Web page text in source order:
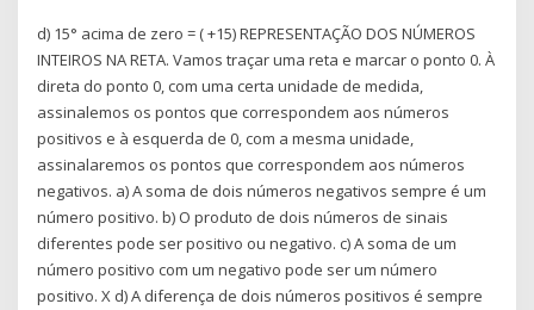
d) 15° acima de zero = ( +15) REPRESENTAÇÃO DOS NÚMEROS
INTEIROS NA RETA. Vamos traçar uma reta e marcar o ponto 0. À
direta do ponto 0, com uma certa unidade de medida,
assinalemos os pontos que correspondem aos números
positivos e à esquerda de 0, com a mesma unidade,
assinalaremos os pontos que correspondem aos números
negativos. a) A soma de dois números negativos sempre é um
número positivo. b) O produto de dois números de sinais
diferentes pode ser positivo ou negativo. c) A soma de um
número positivo com um negativo pode ser um número
positivo. X d) A diferença de dois números positivos é sempre